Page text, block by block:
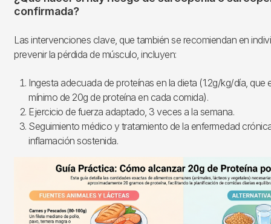
confirmada?
Las intervenciones clave, que también se recomiendan en
prevenir la pérdida de músculo, incluyen:
Ingesta adecuada de proteínas en la dieta (1.2g/kg/día, que
mínimo de 20g de proteína en cada comida).
Ejercicio de fuerza adaptado, 3 veces a la semana.
Seguimiento médico y tratamiento de la enfermedad
inflamación sostenida.